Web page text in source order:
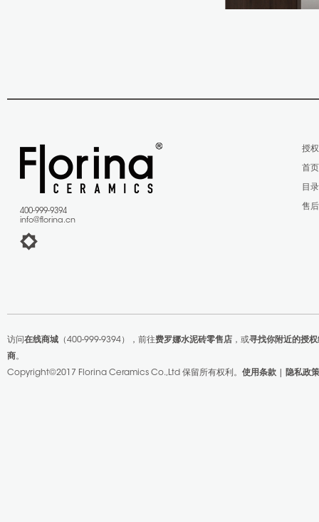
400-999-9394
info@florina.cn
授
首页
目
售
访问 在线商城（400-999-9394），前往费罗娜水泥砖零售店，或寻找你附近的授权
商。
Copyright©2017 Florina Ceramics Co.,Ltd 保留所有权利。 使用条款| 隐私政策